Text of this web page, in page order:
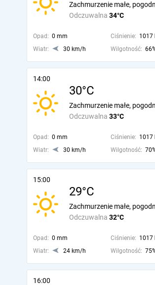
Odczuwalna 34°C
Zachmurzenie małe,
Opad: 0 mm Ciśnienie: 1017
Wiatr:
30 km/h Wilgotność:
14:00
30°C
Odczuwalna 33°C
Zachmurzenie małe,
Opad: 0 mm Ciśnienie: 1017
Wiatr:
30 km/h Wilgotność:
15:00
29°C
Odczuwalna 32°C
Zachmurzenie małe,
Opad: 0 mm Ciśnienie: 1017
Wiatr:
24 km/h Wilgotność:
16:00